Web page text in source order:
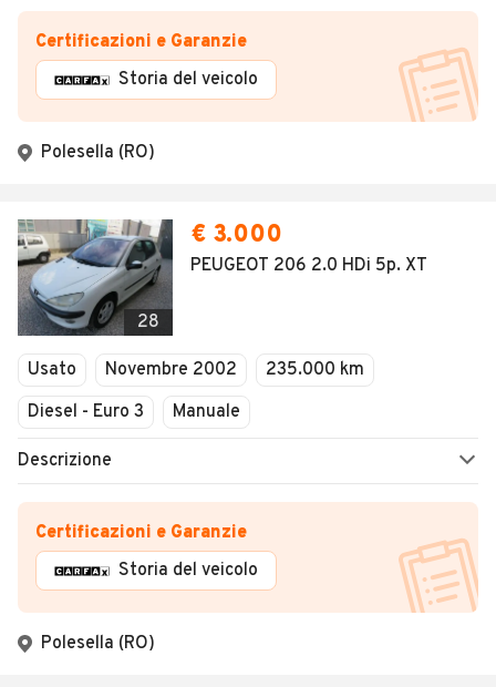
Certificazioni e Garanzie
Storia del veicolo
Polesella (RO)
28
€ 3.000
PEUGEOT 206 2.0 HDi 5p. XT
Usato Novembre 2002
235.000 km
Diesel - Euro 3
Manuale
Descrizione
Certificazioni e Garanzie
Storia del veicolo
Polesella (RO)